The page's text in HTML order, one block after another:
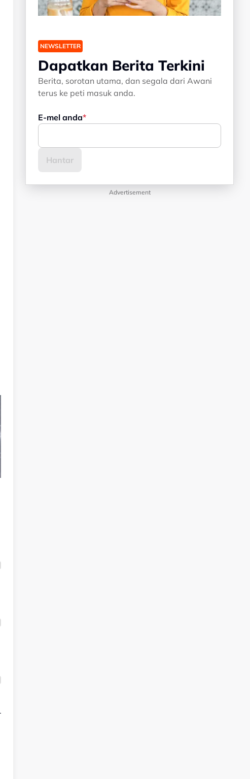
NEWSLETTER
Dapatkan Berita Terkini
Berita, sorotan utama, dan segala dari Awani
terus ke peti masuk anda.
E-mel anda
Advertisement